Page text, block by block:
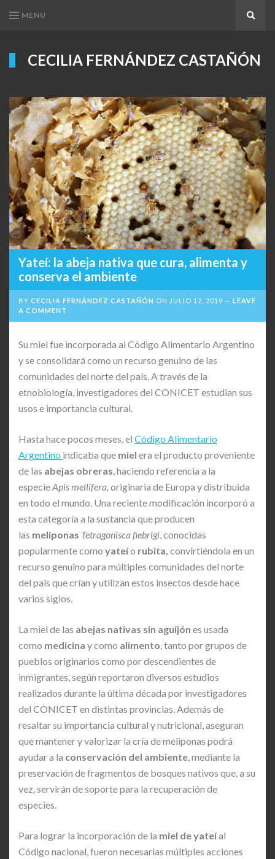
MENU
CECILIA FERNÁNDEZ CASTAÑÓN
Yateí: la abeja nativa que cura, alimenta y
conserva el ambiente
BY CECILIA FERNÁNDEZ CASTAÑÓN ON JULIO 12, 2019
LEAVE
A COMMENT
Su miel fue incorporada al Código Alimentario Argentino
y se consolidará como un recurso genuino de las
comunidades del norte del país. A través de la
etnobiología, investigadores del CONICET estudian sus
usos e importancia cultural.
Hasta hace pocos meses, el Código Alimentario
Argentino indicaba que miel era el producto proveniente
de las abejas obreras , haciendo referencia a la
especieApis mellífera, originaria de Europa y distribuida
en todo el mundo. Una reciente modificación incorporó a
esta categoría a la sustancia que producen
las meliponas Tetragonisca fiebrigi , conocidas
popularmente como yateío rubita, convirtiéndola en un
recurso genuino para múltiples comunidades del norte
del país que crían y utilizan estos insectos desde hace
varios siglos.
La miel de las abejas nativas sin aguijón es usada
como medicina y como alimento , tanto por grupos de
pueblos originarios como por descendientes de
inmigrantes, según reportaron diversos estudios
realizados durante la última década por investigadores
del CONICET en distintas provincias. Además de
resaltar su importancia cultural y nutricional, aseguran
que mantener y valorizar la cría de meliponas podrá
ayudar a la conservación del ambiente , mediante la
preservación de fragmentos de bosques nativos que, a su
vez, servirán de soporte para la recuperación de
especies.
Para lograr la incorporación de la miel de yateíal
Código nacional, fueron necesarias múltiples acciones